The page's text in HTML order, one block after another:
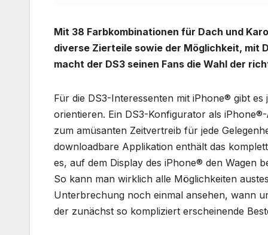
Mit 38 Farbkombinationen für Dach und
diverse Zierteile sowie der Möglichkeit, mit
macht der DS3 seinen Fans die Wahl der
Für die DS3-Interessenten mit iPhone® gibt
orientieren. Ein DS3-Konfigurator als
zum amüsanten Zeitvertreib für jede
downloadbare Applikation enthält das
es, auf dem Display des iPhone® den Wagen
So kann man wirklich alle Möglichkeiten
Unterbrechung noch einmal ansehen, wann
der zunächst so kompliziert erscheinende